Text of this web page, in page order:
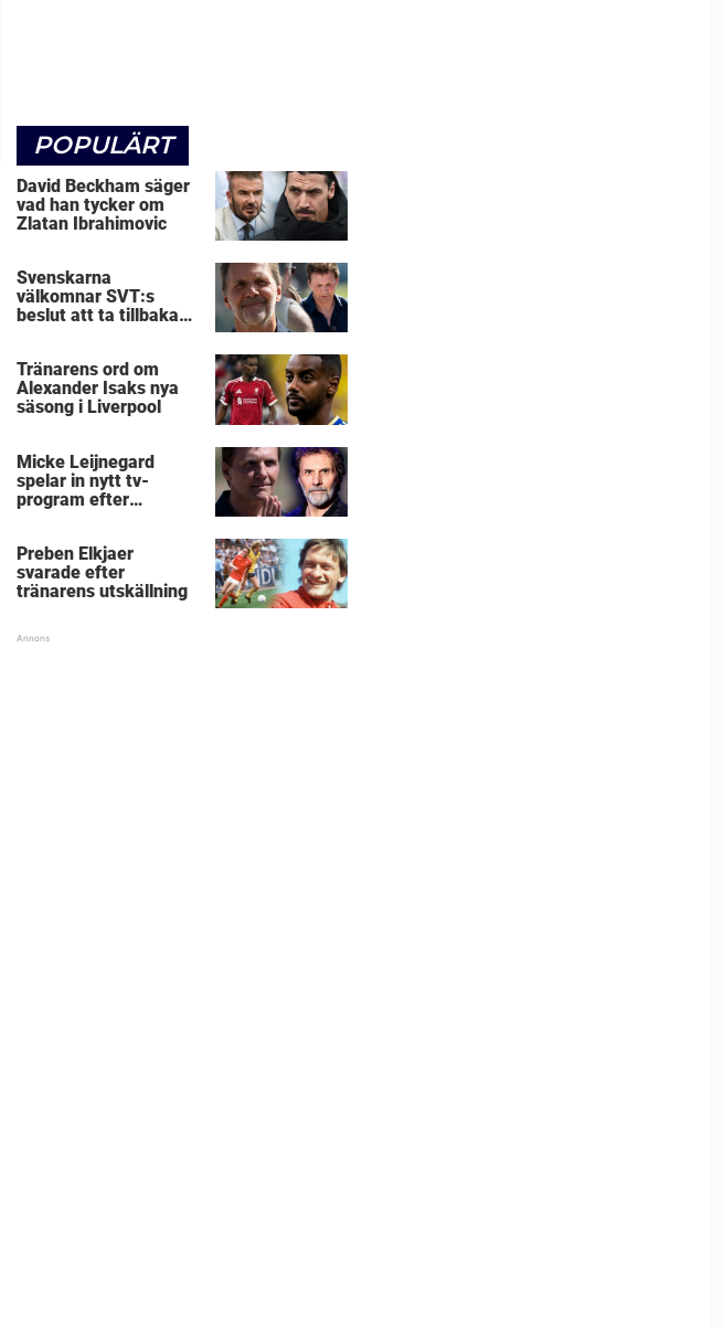
POPULÄRT
David Beckham säger
vad han tycker om
Zlatan Ibrahimovic
Svenskarna
välkomnar SVT:s
beslut att ta tillbaka
Tränarens ord om
Alexander Isaks nya
säsong i Liverpool
Micke Leijnegard
spelar in nytt tv-
program efter
Preben Elkjaer
svarade efter
tränarens utskällning